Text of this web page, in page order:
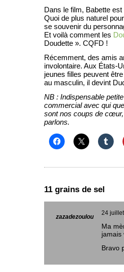
Dans le film, Babette
Quoi de plus naturel
se souvenir du
Et voilà comment les
Doudette ». CQFD !
Récemment, des amis
involontaire. Aux États-
jeunes filles peuvent
au masculin, il devint
NB : Indispensable
commercial avec qui
sont nos coups de
parlons.
11 grains de sel
zazadezoulou
24
Ma
jamais
Bravo